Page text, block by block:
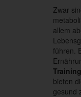
Zwar
allem
führen.
bieten
gesund